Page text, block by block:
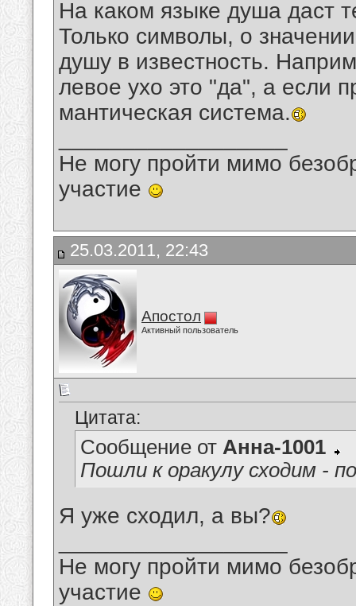
На каком языке душа даст
Только символы, о
душу в известность.
левое ухо это "да", а если
мантическая система.
Не могу пройти мимо
участие
25.03.2011, 22:43
Апостол
Активный пользователь
Цитата:
Сообщение от Анна-1001
Пошли к оракулу сходим -
Я уже сходил, а вы?
Не могу пройти мимо
участие